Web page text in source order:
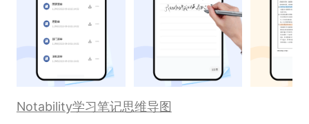
Notability学习笔记思维导图